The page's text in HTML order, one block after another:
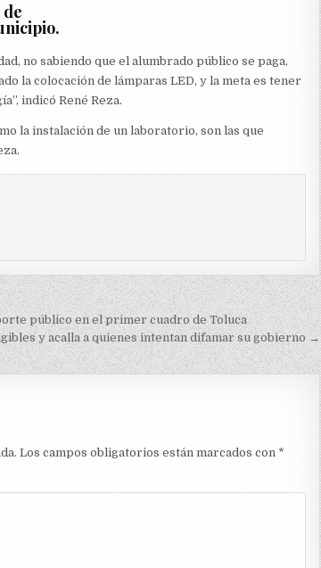
no sabiendo que el alumbrado público se paga,
la colocación de lámparas LED, y la meta es tener
indicó René Reza.
la instalación de un laboratorio, son las que
público en el primer cuadro de Toluca
y acalla a quienes intentan difamar su gobierno →
Los campos obligatorios están marcados con *